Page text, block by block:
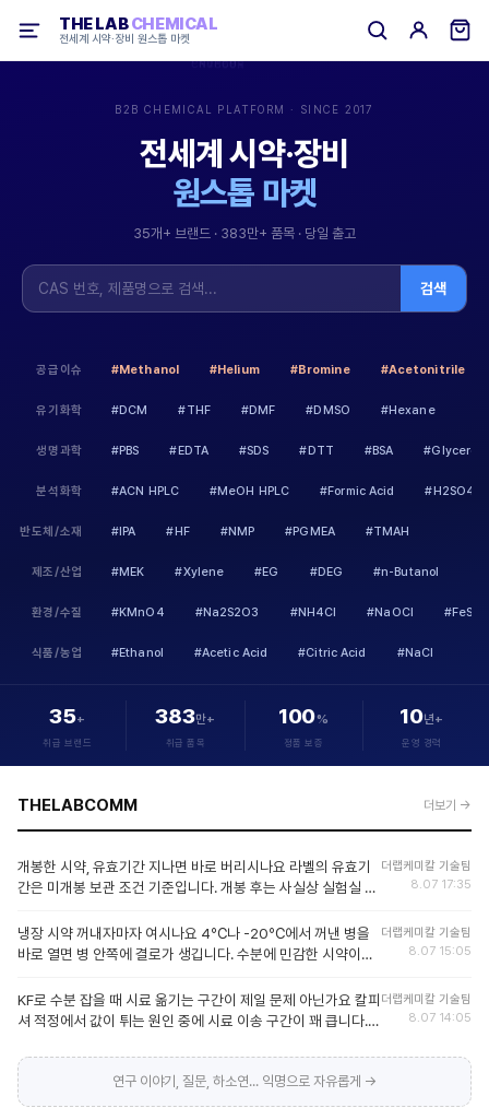
THE LABCHEMICAL
전세계 시약·장비 원스톱 마켓
C₆H₁₂O₆
CH₃COOH
NaHCO₃
B2B CHEMICAL PLATFORM · SINCE 2017
전세계 시약·장비
원스톱 마켓
35개+ 브랜드 · 383만+ 품목 · 당일 출고
검색
공급이슈 #Methanol #Helium #Bromine #Acetonitrile
유기화학 #DCM #THF #DMF #DMSO #Hexane
생명과학 #PBS #EDTA #SDS #DTT #BSA #Glycerol
분석화학 #ACN HPLC #MeOH HPLC #Formic Acid #H2SO4
반도체/소재 #IPA #HF #NMP #PGMEA #TMAH
제조/산업 #MEK #Xylene #EG #DEG #n-Butanol
환경/수질 #KMnO4 #Na2S2O3 #NH4Cl #NaOCl
식품/농업 #Ethanol #Acetic Acid #Citric Acid #NaCl
35+
취급 브랜드
383만+
취급 품목
100%
정품 보증
10년+
운영 경력
THELABCOMM 더보기 →
개봉한 시약, 유효기간 지나면 바로 버리시나요 라벨의 유효기
간은 미개봉 보관 조건 기준입니다. 개봉 후는 사실상 실험실 관
다. · 정량 분석·인증 시험에 쓰는 건 기간 지나면 쓰지 않기 · 합
성 출발물질처럼 순도 여유가 있는 건 상태 확인 후 판단 (색 변
기간 지난 시약을 재확인해서 쓰시는지, 규정상 무조건 폐기하
시는지 궁금합니다. 인증받은 랩은 선택지가 없을 것 같기도 합
니다.
더랩케미칼 기술팀
8.07 17:35
냉장 시약 꺼내자마자 여시나요 4℃나 -20℃에서 꺼낸 병을
바로 열면 병 안쪽에 결로가 생깁니다. 수분에 민감한 시약이면
실온까지 기다렸다 여는 게 안전합니다. 급하면 그만큼 손해라
는 게 좀 얄궂습니다. · 실온 적응 얼마나 두시나요 (10분? 30
병은 어떻게 처리하시나요
더랩케미칼 기술팀
8.07 15:05
KF로 수분 잡을 때 시료 옮기는 구간이 제일 문제 아닌가요 칼피
셔 적정에서 값이 튀는 원인 중에 시료 이송 구간이 꽤 큽니다.
셀 블랭크(drift) 먼저 안정시키고 시작 · 시료량은 예상 수분량
에 맞춰서. 너무 적으면 오차가 커집니다 · 표준액(적정액) 역가
는 주기적으로 재확인 수분 규격이 빡빡한 원료 다루시는 분들,
더랩케미칼 기술팀
8.07 14:05
연구 이야기, 질문, 하소연... 익명으로 자유롭게 →